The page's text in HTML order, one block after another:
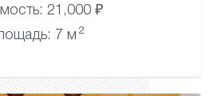
21,000 ₽
7 м 2